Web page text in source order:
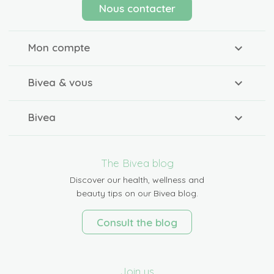
Nous contacter
Mon compte
Bivea & vous
Bivea
The Bivea blog
Discover our health, wellness and
beauty tips on our Bivea blog.
Consult the blog